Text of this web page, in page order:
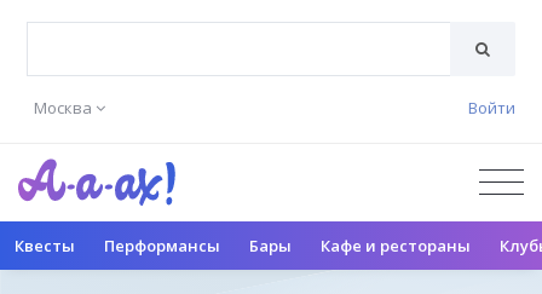
Москва Войти
Квесты Перформансы Бары Кафе и рестораны